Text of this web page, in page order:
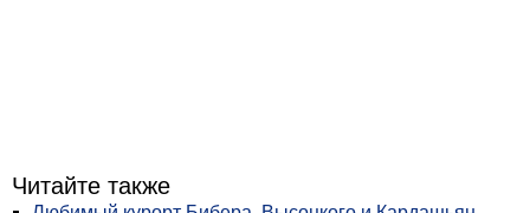
Любимый курорт Бибера, Высоцкого и Кардашьян
Rolls-Royce: за что со мной так? Джастин Бибер: А че